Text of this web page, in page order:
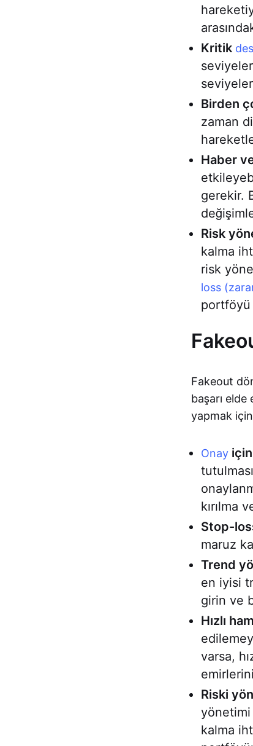
Kritik
Birden
zaman
Haber
gerekir.
Risk
kalma
risk
loss
portföyü
Fakeout
başarı
yapmak için
Onay
kırılma
Stop-
maruz
Trend
en iyisi
girin ve
Hızlı
varsa,
Riski
kalma